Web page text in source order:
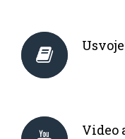
Video